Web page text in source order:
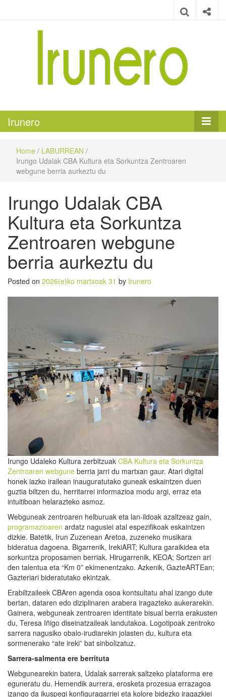
Irunero
Home / LABURREAN /
Irungo Udalak CBA Kultura eta Sorkuntza Zentroaren
webgune berria aurkeztu du
Irungo Udalak CBA
Kultura eta Sorkuntza
Zentroaren webgune
berria aurkeztu du
Posted on 2026(e)ko martxoak 31 by Irunero
Irungo Udaleko Kultura zerbitzuak CBA Kultura eta Sorkuntza
Zentroaren webgune berria jarri du martxan gaur. Atari digital
honek iazko irailean inauguratutako guneak eskaintzen duen
guztia biltzen du, herritarrei informazioa modu argi, erraz eta
intuitiboan helarazteko asmoz.
Webguneak zentroaren helburuak eta lan-ildoak azaltzeaz gain,
programazioaren ardatz nagusiei atal espezifikoak eskaintzen
dizkie. Batetik, Irun Zuzenean Aretoa, zuzeneko musikara
bideratua dagoena. Bigarrenik, IrekiART; Kultura garaikidea eta
sorkuntza proposamen berriak. Hirugarrenik, KEOA; Sortzen ari
den talentua eta “Km 0” ekimenentzako. Azkenik, GazteARTEan;
Gazteriari bideratutako ekintzak.
Erabiltzaileek CBAren agenda osoa kontsultatu ahal izango dute
bertan, dataren edo diziplinaren arabera iragazteko aukerarekin.
Gainera, webguneak zentroaren identitate bisual berria erakusten
du, Teresa Iñigo diseinatzaileak landutakoa. Logotipoak zentroko
sarrera nagusiko obalo-irudiarekin jolasten du, kultura eta
sormenerako “ate ireki” bat sinbolizatuz.
Sarrera-salmenta ere berrituta
Webgunearekin batera, Udalak sarrerak saltzeko plataforma ere
eguneratu du. Hemendik aurrera, erosketa prozesua errazagoa
izango da ikuspegi konfiguragarriei eta kolore bidezko iragazkiei